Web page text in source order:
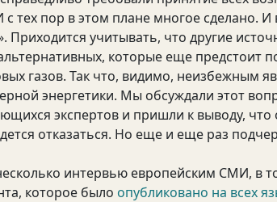
тех пор в этом плане многое сделано. И
учитывать, что другие
которые еще предстоит
газов. Так что, видимо, неизбежным
энергетики. Мы обсуждали этот
экспертов и пришли к выводу, что
отказаться. Но еще и еще раз
интервью европейским СМИ, в
которое было опубликовано на всех